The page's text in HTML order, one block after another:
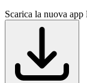
Scarica la nuova app